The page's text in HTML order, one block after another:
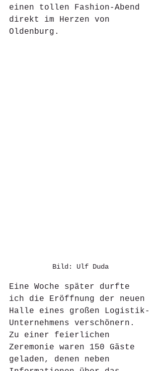
einen tollen Fashion-Abend
direkt im Herzen von
Oldenburg.
Bild: Ulf Duda
Eine Woche später durfte
ich die Eröffnung der neuen
Halle eines großen Logistik-
Unternehmens verschönern.
Zu einer feierlichen
Zeremonie waren 150 Gäste
geladen, denen neben